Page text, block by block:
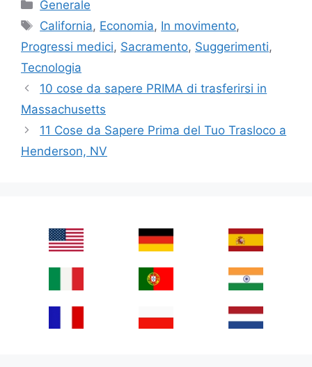
Generale
Tags
California, Economia, In movimento,
Progressi medici, Sacramento, Suggerimenti,
Tecnologia
10 cose da sapere PRIMA di trasferirsi in
Massachusetts
11 Cose da Sapere Prima del Tuo Trasloco a
Henderson, NV